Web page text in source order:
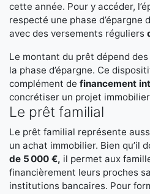
cette année. Pour y accéder,
respecté une phase d’épargne
avec des versements réguliers
Le montant du prêt dépend
la phase d’épargne. Ce
complément de financement
concrétiser un projet
Le prêt familial
Le prêt familial représente
un achat immobilier. Bien qu’il
de 5 000 €, il permet aux
financièrement leurs proches
institutions bancaires. Pour